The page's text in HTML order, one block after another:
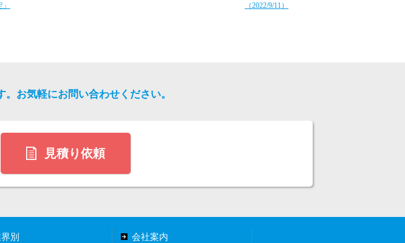
（2022/9/11）
お気軽にお問い合わせください。
見積り依頼
別 会社案内